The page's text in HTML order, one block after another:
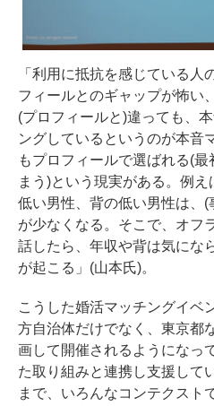
「利用に抵抗を感じている人
フィールとのギャップが怖い
(プロフィールと)違っても、
ングしているというのが本音
もプロフィールで選ばれる(
まう)という現実がある。例
低い男性、背の低い男性は、(
が少なくなる。そこで、オフ
話したら、年収や背は気にな
が起こる」(山本氏)。
こうした婚活マッチングイベ
方自治体だけでなく、東京都
画して開催されるようになっ
た取り組みと連携し支援して
まで、いろんなコンテクスト